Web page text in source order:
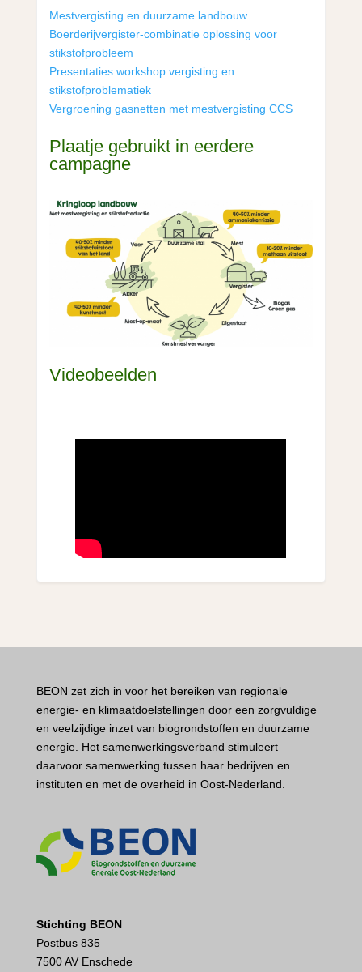
Mestvergisting en duurzame landbouw
Boerderijvergister-combinatie oplossing voor
stikstofprobleem
Presentaties workshop vergisting en
stikstofproblematiek
Vergroening gasnetten met mestvergisting CCS
Plaatje gebruikt in eerdere
campagne
Videobeelden
BEON zet zich in voor het bereiken van regionale
energie- en klimaatdoelstellingen door een zorgvuldige
en veelzijdige inzet van biogrondstoffen en duurzame
energie. Het samenwerkingsverband stimuleert
daarvoor samenwerking tussen haar bedrijven en
instituten en met de overheid in Oost-Nederland.
Stichting BEON
Postbus 835
7500 AV Enschede